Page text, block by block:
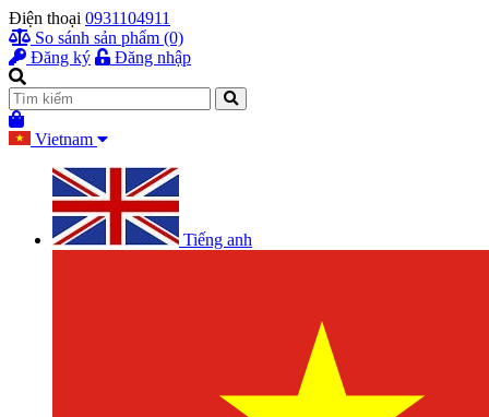
Điện thoại 0931104911
So sánh sản phẩm (0)
Đăng ký
Đăng nhập
Vietnam
Tiếng anh